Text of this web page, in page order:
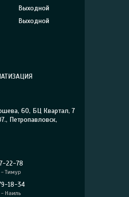
Выходной
Выходной
60, БЦ Квартал, 7
Петропавловск,
22-78
Тимур
18-34
Наиль